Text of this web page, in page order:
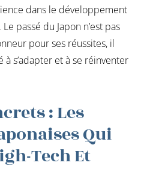
dans le développement
passé du Japon n’est pas
pour ses réussites, il
s’adapter et à se réinventer
: Les
Qui
Tech Et